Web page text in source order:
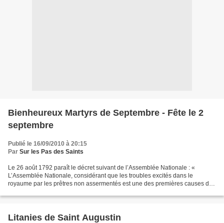
Bienheureux Martyrs de Septembre - Fête le 2
septembre
Publié le 16/09/2010 à 20:15
Par Sur les Pas des Saints
Le 26 août 1792 paraît le décret suivant de l’Assemblée Nationale : «
L’Assemblée Nationale, considérant que les troubles excités dans le
royaume par les prêtres non assermentés est une des premières causes du
Litanies de Saint Augustin